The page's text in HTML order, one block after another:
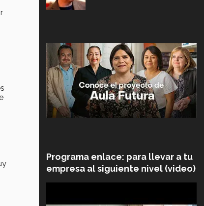
Programa enlace: para llevar a tu
empresa al siguiente nivel (video)